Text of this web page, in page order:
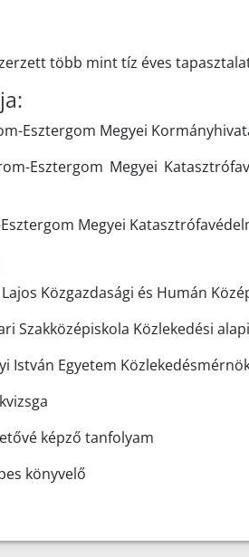
több mint tíz éves
Esztergom Megyei
Esztergom Megyei
Megyei
Közgazdasági és Humán
Szakközépiskola Közlekedési
István Egyetem
képző tanfolyam
könyvelő